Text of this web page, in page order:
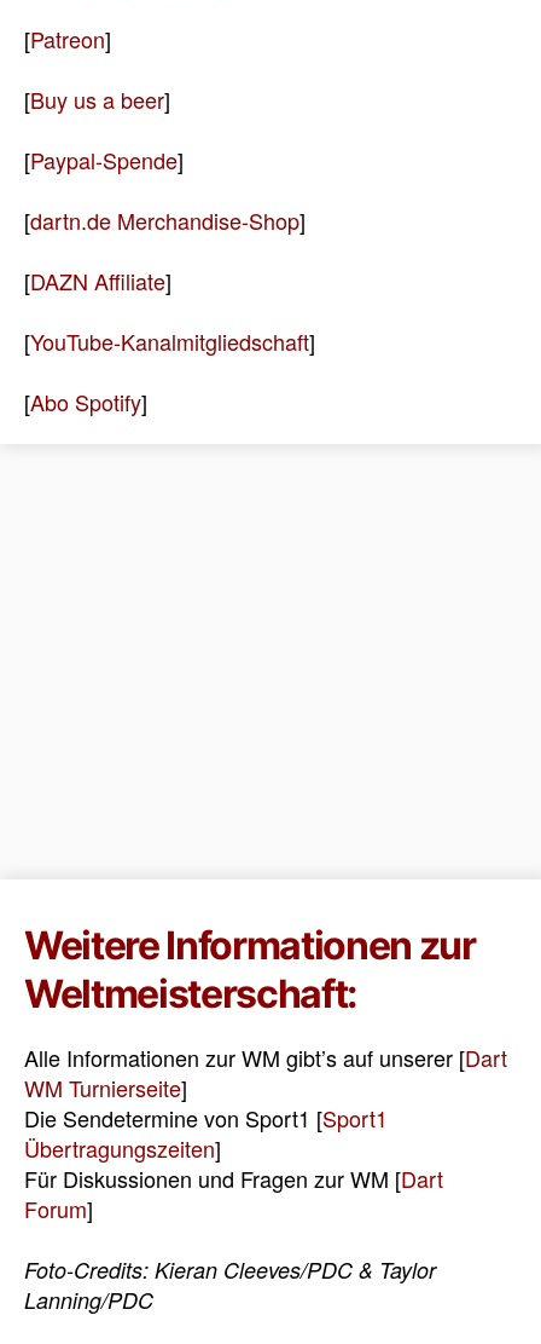
[Patreon]
[Buy us a beer]
[Paypal-Spende]
[dartn.de Merchandise-Shop]
[DAZN Affiliate]
[YouTube-Kanalmitgliedschaft]
[Abo Spotify]
Weitere Informationen zur
Weltmeisterschaft:
Alle Informationen zur WM gibt’s auf unserer [Dart
WM Turnierseite]
Die Sendetermine von Sport1 [Sport1
Übertragungszeiten]
Für Diskussionen und Fragen zur WM [Dart
Forum]
Foto-Credits: Kieran Cleeves/PDC & Taylor
Lanning/PDC